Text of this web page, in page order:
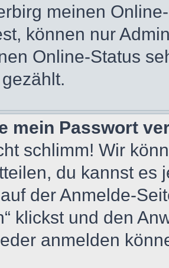
meinen
können nur
Online-Status
mein Passwort
schlimm! Wir
du kannst es
der Anmelde-
klickst und den
anmelden